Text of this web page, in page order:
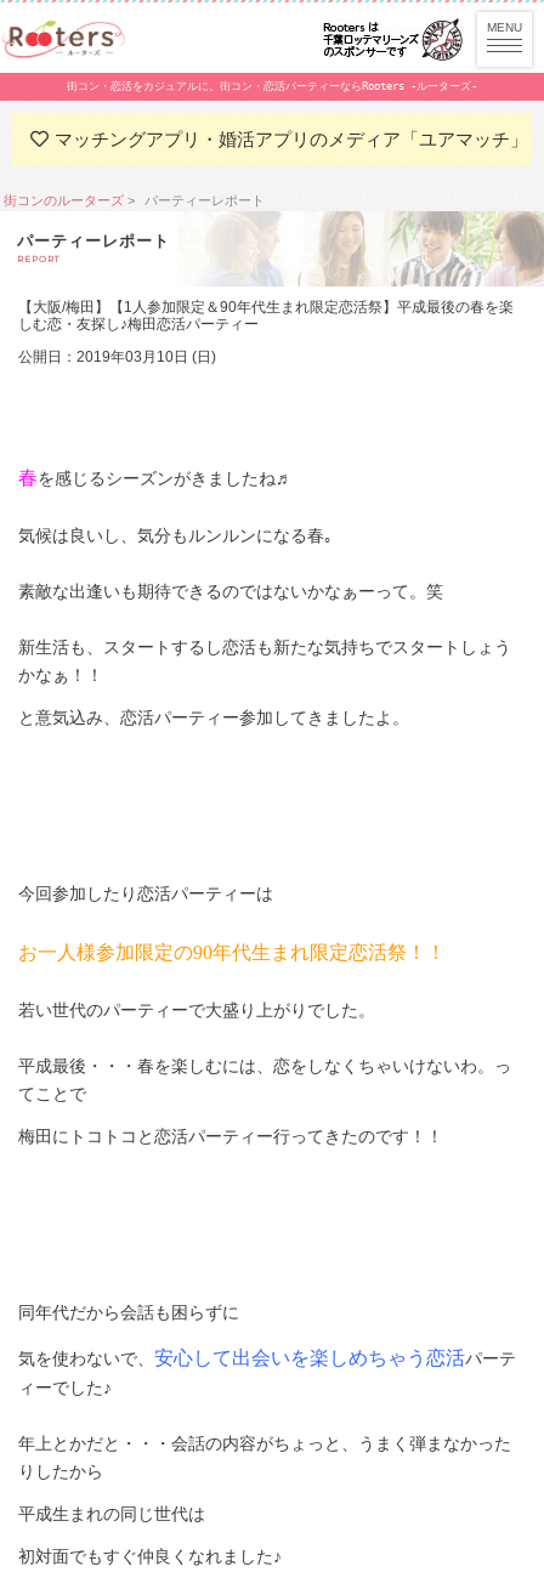
街コン・恋活をカジュアルに。街コン・恋活パーティーならRooters -ルーターズ-
マッチングアプリ・婚活アプリのメディア「ユアマッチ」
街コンのルーターズ パーティーレポート
パーティーレポート
REPORT
【大阪/梅田】【1人参加限定＆90年代生まれ限定恋活祭】平成最後の春を楽
しむ恋・友探し♪梅田恋活パーティー
公開日：2019年03月10日 (日)
春を感じるシーズンがきましたね♬
気候は良いし、気分もルンルンになる春｡
素敵な出逢いも期待できるのではないかなぁーって。笑
新生活も、スタートするし恋活も新たな気持ちでスタートしょう
かなぁ！！
と意気込み、恋活パーティー参加してきましたよ。
今回参加したり恋活パーティーは
お一人様参加限定の90年代生まれ限定恋活祭！！
若い世代のパーティーで大盛り上がりでした。
平成最後・・・春を楽しむには、恋をしなくちゃいけないわ。っ
てことで
梅田にトコトコと恋活パーティー行ってきたのです！！
同年代だから会話も困らずに
気を使わないで、 安心して出会いを楽しめちゃう恋活パーテ
ィーでした♪
年上とかだと・・・会話の内容がちょっと、うまく弾まなかった
りしたから
平成生まれの同じ世代は
初対面でもすぐ仲良くなれました♪